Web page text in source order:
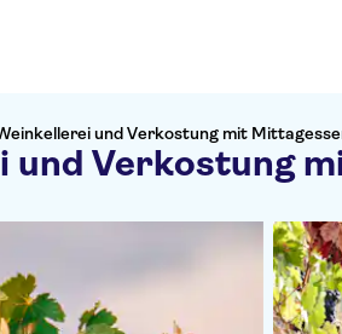
und Verkostung mit
und Verkostung